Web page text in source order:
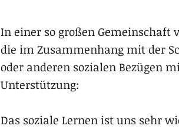
In einer so gro­ßen
die im Zusam­men­hang mit der
oder ande­ren sozia­len Bezü­gen
Unterstützung:
Das soziale Lernen ist uns sehr